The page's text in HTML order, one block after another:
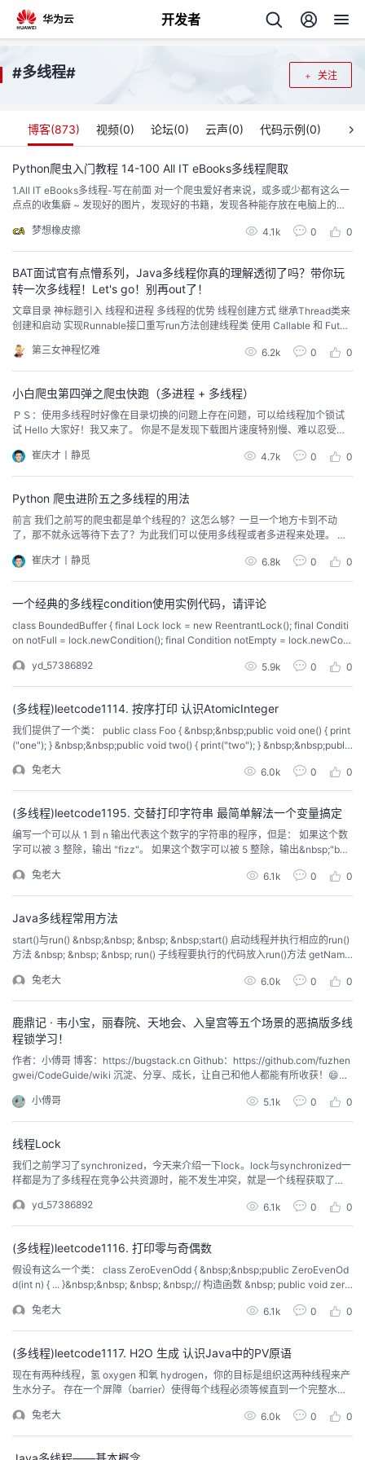
开发者
返
回
个
人
主
页
我
的
开
发
者
我
子
直
播
的
活
动
我
的
关
注
我
的
开
发
者
学
我
的
课
程
我
的
认
证
我
的
实
验
我
的
收
藏
我
的
Programs
我
的
支
持
的
技
术
支
持
我
的
云
声
建
议
关注
#多线程#
博客(873) 视频(0) 论坛(0) 云声(0) 代码示例(0)
Python爬虫入门教程 14-100 All IT eBooks多线程爬取
1.All IT eBooks多线程-写在前面 对一个爬虫爱好者来说，或多或少都有这么一
点点的收集癖 ~ 发现好的图片，发现好的书籍，发现各种能存放在电脑上的东
遗忘掉… All IT eBooks多线程-爬虫分析 打开网址 http://www.allitebooks.co
m/ 发...
梦想橡皮擦 4.1k 0 0
BAT面试官有点懵系列，Java多线程你真的理解透彻了吗？带你玩
转一次多线程！Let's go！别再out了！
文章目录 神标题引入 线程和进程 多线程的优势 线程创建方式 继承Thread类来
创建和启动 实现Runnable接口重写run方法创建线程类 使用 Callable 和 Futur
第三女神程忆难 6.2k 0 0
小白爬虫第四弹之爬虫快跑（多进程 + 多线程）
ＰＳ：使用多线程时好像在目录切换的问题上存在问题，可以给线程加个锁试
试 Hello 大家好！我又来了。 你是不是发现下载图片速度特别慢、难以忍受
进程，相当于十个人一起干。速度就会快很多啦！（为什么不说多线程？懂点
Python 的小伙伴都知道、GIL 的存在 导致 Python 的多线程有点坑啊！）今
崔庆才丨静觅 4.7k 0 0
Python 爬虫进阶五之多线程的用法
前言 我们之前写的爬虫都是单个线程的？这怎么够？一旦一个地方卡到不动
了，那不就永远等待下去了？为此我们可以使用多线程或者多进程来处理。 首
cessing 库。而多线程 thread 在 Python 里面被称作鸡肋的存在！而没错！本
节介绍的是就是这个库 thread。 不建议你用这个，...
崔庆才丨静觅 6.8k 0 0
一个经典的多线程condition使用实例代码，请评论
class BoundedBuffer { final Lock lock = new ReentrantLock(); final Conditi
on notFull = lock.newCondition(); final Condition notEmpty = lock.newCon
yd_57386892
5.9k 0 0
(多线程)leetcode1114. 按序打印 认识AtomicInteger
我们提供了一个类： public class Foo { &nbsp;&nbsp;public void one() { print
("one"); } &nbsp;&nbsp;public void two() { print("two"); } &nbsp;&nbsp;public
兔老大
6.0k 0 0
(多线程)leetcode1195. 交替打印字符串 最简单解法一个变量搞定
编写一个可以从 1 到 n 输出代表这个数字的字符串的程序，但是： 如果这个数
字可以被 3 整除，输出 "fizz"。 如果这个数字可以被 5 整除，输出&nbsp;"buz
p;n = 15，输出：&nbsp;1, 2, fizz, 4, buzz, fizz, 7, 8, fi...
兔老大 6.1k 0 0
Java多线程常用方法
start()与run() &nbsp;&nbsp; &nbsp; &nbsp;start() 启动线程并执行相应的run()
方法 &nbsp; &nbsp; &nbsp; run() 子线程要执行的代码放入run()方法 getName
兔老大 6.0k 0 0
鹿鼎记 · 韦小宝，丽春院、天地会、入皇宫等五个场景的恶搞版多线
程锁学习！
作者：小傅哥 博客：https://bugstack.cn Github：https://github.com/fuzhen
gwei/CodeGuide/wiki 沉淀、分享、成长，让自己和他人都能有所收获！😄
复杂，只不过你找到的那份资料把知识讲复杂了。为什么这么说呢🤔？ ...
小傅哥 5.1k 0 0
线程Lock
我们之前学习了synchronized，今天来介绍一下lock。lock与synchronized一
样都是为了多线程在竞争公共资源时，能不发生冲突，就是一个线程获取了
有机会获取到synchronized锁对象。 &nbsp; lock与synchronized最大的区别
是，lock锁的释放需要程序员手动调用...
yd_57386892 6.1k 0 0
(多线程)leetcode1116. 打印零与奇偶数
假设有这么一个类： class ZeroEvenOdd { &nbsp;&nbsp;public ZeroEvenOd
d(int n) { ... }&nbsp;&nbsp; &nbsp; &nbsp;// 构造函数 &nbsp; public void zero
兔老大
6.1k 0 0
(多线程)leetcode1117. H2O 生成 认识Java中的PV原语
现在有两种线程，氢 oxygen 和氧 hydrogen，你的目标是组织这两种线程来产
生水分子。 存在一个屏障（barrier）使得每个线程必须等候直到一个完整水分
ygen 方法来允许它们突破屏障。 这些线程应该三三成组突破屏障并能立即组合
产生一个水分子。 你必须保证产生...
兔老大 6.0k 0 0